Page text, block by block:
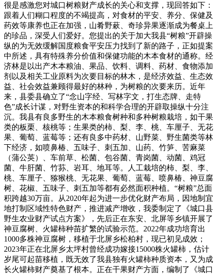
很是感激您对城口树粮财产成长的关心和支撑，现回答如下：
跟着人们糊口程度的不竭提高，对食材的平安、养分、保健及
药效等康养也正在加强，山肴野蔌、奇珍异果逐渐成为餐桌上
的珍品，深受人们爱好。您提出的关于加大我县“树粮”开辟操
纵的为无效缓解国度粮食平安压力找到了新的路子，正如提案
中所述，具有特殊养分价值和保健功能的木本食材的通称。经
济林是以出产木本粮油、果品、饮料、调料、药材、食物添加
剂以及相关工业原料为次要目标的林木，是经济效益、生态效
益、社会效益兼顾得最好的林种，为树粮的次要来历。近年
来，县委县确立了“念山字经、写林字文，打生态牌、走特
色”成长计谋，对野生资本的和科学合理的开辟取操纵十分注
沉。我县有良多野生的木本粮食树种和多种树粮栽培，如干果
类的板栗、核桃等；生果类的柿、梨、李、桃、车厘子、无花
果、葡萄、蓝莓等；还有良多中药材、山野菜、野生菌类等林
下经济，如喷鼻椿、五味子、刺五加、山药、竹笋、苦麻菜
（蒲公英）、车前草、松菌、包谷菌、青岗菌、动菌、鸡冠
菌、牛肝菌、竹荪、岩耳、地耳等。人工栽培的柿、梨、李、
桃、车厘子、猕猴桃、无花果、葡萄、蓝莓、喷鼻椿、神豆腐
树、花椒、五味子、刺五加等都有必然面积种植。“树粮”总面
积跨越30万亩。从2020年起为进一步优化财产布局，因地制宜
地打制区域性特色财产，推进减产增收，我委制定了《城口县
野生农业财产试点方案》，先后正在东安、北屏等乡镇开展了
神豆腐树、火罐柿种苗扩繁的试验示范。2022年成功培育出
1000多株神豆腐树，移植于北屏乡松柏村，现已初见成效；
2023年正在北屏乡太坪村曾经成功嫁接15000株火罐柿，估计
岁尾可起苗移植，既无效了我县独有火罐柿种质资本，又为成
长火罐柿财产奠基了根本。正在干果财产方面，编制了《城口